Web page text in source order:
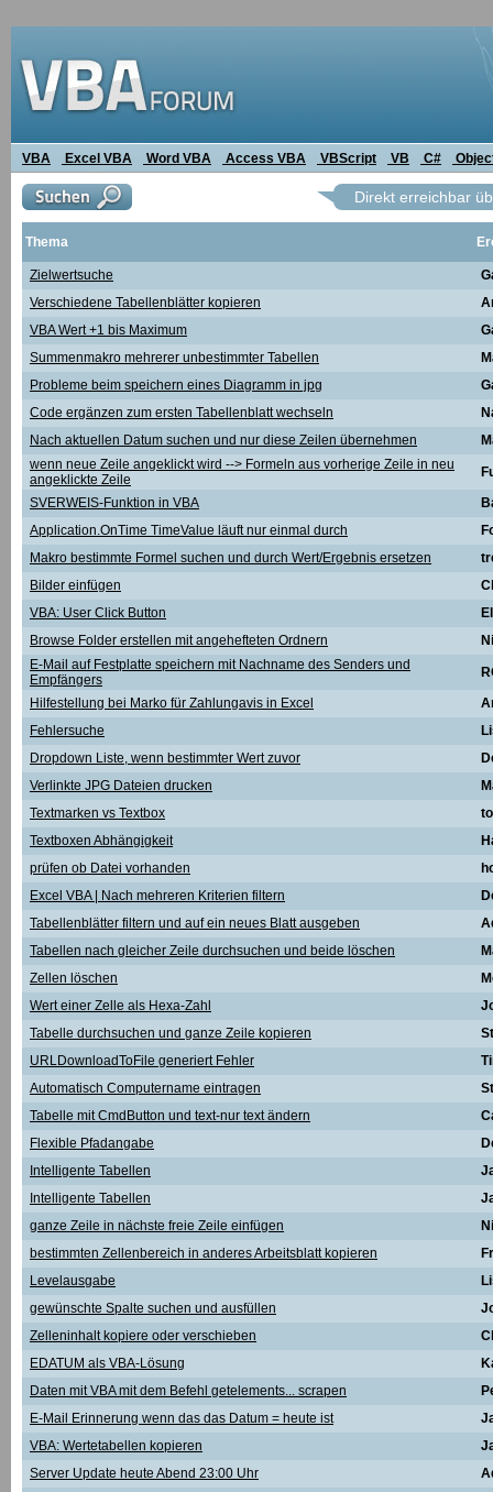
VBA Excel VBA Word VBA Access VBA VBScript VB C#
Direkt erreichbar
Thema
Zielwertsuche
Verschiedene Tabellenblätter kopieren
VBA Wert +1 bis Maximum
Summenmakro mehrerer unbestimmter Tabellen
Probleme beim speichern eines Diagramm in jpg
Code ergänzen zum ersten Tabellenblatt wechseln
Nach aktuellen Datum suchen und nur diese Zeilen übernehmen
wenn neue Zeile angeklickt wird --> Formeln aus vorherige Zeile in neu
angeklickte Zeile
SVERWEIS-Funktion in VBA
Application.OnTime TimeValue läuft nur einmal durch
Makro bestimmte Formel suchen und durch Wert/Ergebnis ersetzen
Bilder einfügen
VBA: User Click Button
Browse Folder erstellen mit angehefteten Ordnern
E-Mail auf Festplatte speichern mit Nachname des Senders und
Empfängers
Hilfestellung bei Marko für Zahlungavis in Excel
Fehlersuche
Dropdown Liste, wenn bestimmter Wert zuvor
Verlinkte JPG Dateien drucken
Textmarken vs Textbox
Textboxen Abhängigkeit
prüfen ob Datei vorhanden
Excel VBA | Nach mehreren Kriterien filtern
Tabellenblätter filtern und auf ein neues Blatt ausgeben
Tabellen nach gleicher Zeile durchsuchen und beide löschen
Zellen löschen
Wert einer Zelle als Hexa-Zahl
Tabelle durchsuchen und ganze Zeile kopieren
URLDownloadToFile generiert Fehler
Automatisch Computername eintragen
Tabelle mit CmdButton und text-nur text ändern
Flexible Pfadangabe
Intelligente Tabellen
Intelligente Tabellen
ganze Zeile in nächste freie Zeile einfügen
bestimmten Zellenbereich in anderes Arbeitsblatt kopieren
Levelausgabe
gewünschte Spalte suchen und ausfüllen
Zelleninhalt kopiere oder verschieben
EDATUM als VBA-Lösung
Daten mit VBA mit dem Befehl getelements... scrapen
E-Mail Erinnerung wenn das das Datum = heute ist
VBA: Wertetabellen kopieren
Server Update heute Abend 23:00 Uhr